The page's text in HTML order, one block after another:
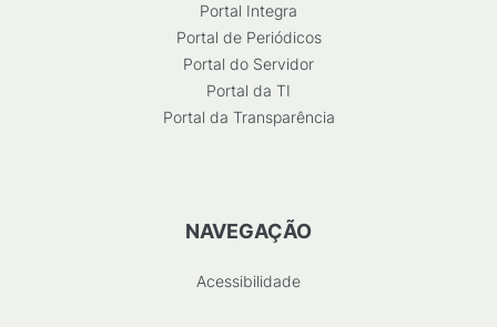
Portal Integra
Portal de Periódicos
Portal do Servidor
Portal da TI
Portal da Transparência
NAVEGAÇÃO
Acessibilidade